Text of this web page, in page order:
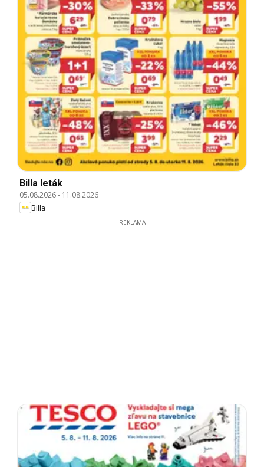
Billa leták
05.08.2026- 11.08.2026
Billa
REKLAMA